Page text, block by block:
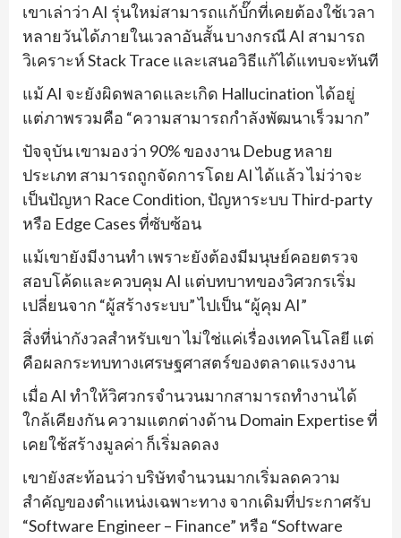
เขาเล่าว่า AI รุ่นใหม่สามารถแก้บั๊กที่เคยต้องใช้เวลา
หลายวันได้ภายในเวลาอันสั้น บางกรณี AI สามารถ
วิเคราะห์ Stack Trace และเสนอวิธีแก้ได้แทบจะทันที
แม้ AI จะยังผิดพลาดและเกิด Hallucination ได้อยู่
แต่ภาพรวมคือ “ความสามารถกำลังพัฒนาเร็วมาก”
ปัจจุบัน เขามองว่า 90% ของงาน Debug หลาย
ประเภท สามารถถูกจัดการโดย AI ได้แล้ว ไม่ว่าจะ
เป็นปัญหา Race Condition, ปัญหาระบบ Third-party
หรือ Edge Cases ที่ซับซ้อน
แม้เขายังมีงานทำ เพราะยังต้องมีมนุษย์คอยตรวจ
สอบโค้ดและควบคุม AI แต่บทบาทของวิศวกรเริ่ม
เปลี่ยนจาก “ผู้สร้างระบบ” ไปเป็น “ผู้คุม AI”
สิ่งที่น่ากังวลสำหรับเขา ไม่ใช่แค่เรื่องเทคโนโลยี แต่
คือผลกระทบทางเศรษฐศาสตร์ของตลาดแรงงาน
เมื่อ AI ทำให้วิศวกรจำนวนมากสามารถทำงานได้
ใกล้เคียงกัน ความแตกต่างด้าน Domain Expertise ที่
เคยใช้สร้างมูลค่า ก็เริ่มลดลง
เขายังสะท้อนว่า บริษัทจำนวนมากเริ่มลดความ
สำคัญของตำแหน่งเฉพาะทาง จากเดิมที่ประกาศรับ
“Software Engineer – Finance” หรือ “Software